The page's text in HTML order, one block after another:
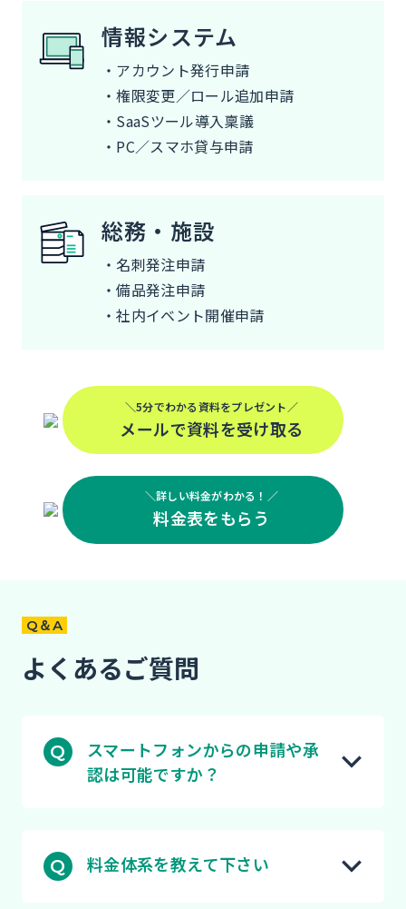
情報システム
・アカウント発行申請
・権限変更／ロール追加申請
・SaaSツール導入稟議
・PC／スマホ貸与申請
総務・施設
・名刺発注申請
・備品発注申請
・社内イベント開催申請
＼5分でわかる資料をプレゼント／
メールで資料を受け取る
＼詳しい料金がわかる！／
料金表をもらう
Q＆A
よくあるご質問
スマートフォンからの申請や承
認は可能ですか？
料金体系を教えて下さい